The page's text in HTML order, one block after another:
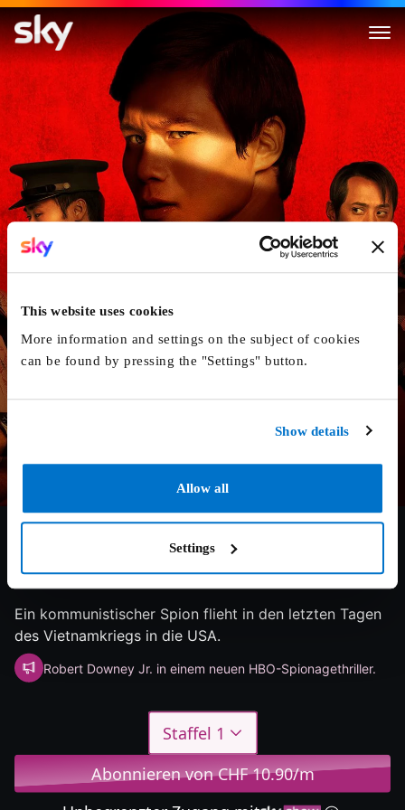
This website uses cookies
More information and settings on the subject of cookies
can be found by pressing the "Settings" button.
Show details
Allow all
Settings
The Sympathizer
Ein kommunistischer Spion flieht in den letzten Tagen
des Vietnamkriegs in die USA.
Robert Downey Jr. in einem neuen HBO-Spionagethriller.
Staffel 1
Abonnieren von CHF 10.90/m